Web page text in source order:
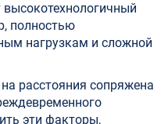
полностью
нагрузкам и сложной
расстояния сопряжена
эти факторы,